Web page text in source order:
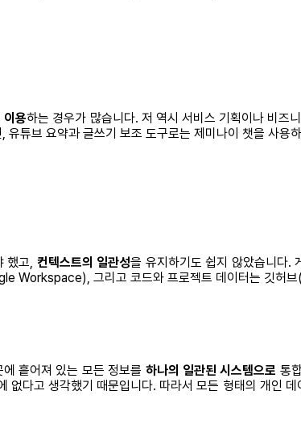
이용하는 경우가 많습니다. 저 역시 서비스 기획이나 비즈
튜브 요약과 글쓰기 보조 도구로는 제미나이 챗을 사용
했고, 컨텍스트의 일관성을 유지하기도 쉽지 않았습니다.
Workspace), 그리고 코드와 프로젝트 데이터는 깃허
흩어져 있는 모든 정보를 하나의 일관된 시스템으로 통
다고 생각했기 때문입니다. 따라서 모든 형태의 개인